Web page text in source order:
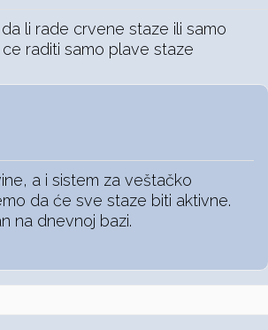
li rade crvene staze ili samo
raditi samo plave staze
a i sistem za veštačko
da će sve staze biti aktivne.
na dnevnoj bazi.